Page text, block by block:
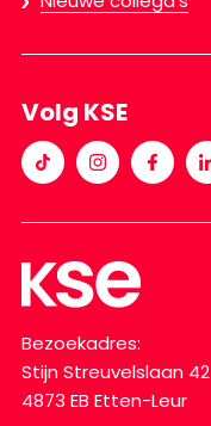
Volg KSE
Bezoekadres:
Stijn Streuvelslaan 42
4873 EB Etten-Leur